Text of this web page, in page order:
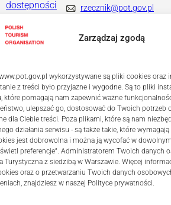
Zarządzaj zgodą
wykorzystywane są pliki cookies oraz
z treści było przyjazne i wygodne. Są to pliki
które pomagają nam zapewnić ważne
ulepszać go, dostosować do Twoich potrzeb
dla Ciebie treści. Poza plikami, które są nam
działania serwisu - są także takie, które
jest dobrowolna i można ją wycofać w
preferencje”. Administratorem Twoich danych
Turystyczna z siedzibą w Warszawie. Więcej
oraz o przetwarzaniu Twoich danych
znajdziesz w naszej Polityce prywatności.
dostępności
rzecznik@pot.gov.pl